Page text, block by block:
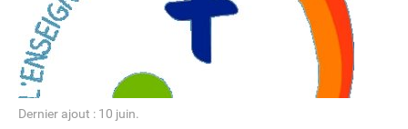
Dernier ajout : 10 juin.